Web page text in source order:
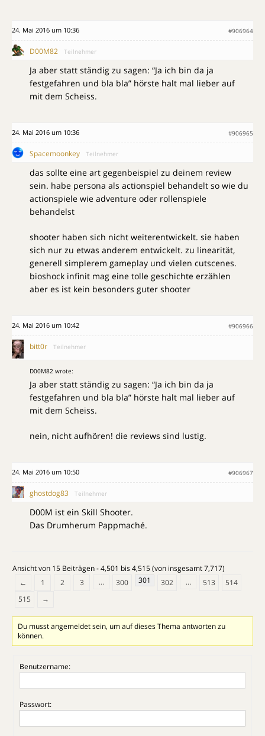
24. Mai 2016 um 10:36 #906964
D00M82 Teilnehmer
Ja aber statt ständig zu sagen: “Ja ich bin da ja
festgefahren und bla bla” hörste halt mal lieber auf
mit dem Scheiss.
24. Mai 2016 um 10:36 #906965
Spacemoonkey Teilnehmer
das sollte eine art gegenbeispiel zu deinem review
sein. habe persona als actionspiel behandelt so wie du
actionspiele wie adventure oder rollenspiele
behandelst
shooter haben sich nicht weiterentwickelt. sie haben
sich nur zu etwas anderem entwickelt. zu linearität,
generell simplerem gameplay und vielen cutscenes.
bioshock infinit mag eine tolle geschichte erzählen
aber es ist kein besonders guter shooter
24. Mai 2016 um 10:42 #906966
bitt0r Teilnehmer
D00M82 wrote:
Ja aber statt ständig zu sagen: “Ja ich bin da ja
festgefahren und bla bla” hörste halt mal lieber auf
mit dem Scheiss.
nein, nicht aufhören! die reviews sind lustig.
24. Mai 2016 um 10:50 #906967
ghostdog83 Teilnehmer
D00M ist ein Skill Shooter.
Das Drumherum Pappmaché.
Ansicht von 15 Beiträgen - 4,501 bis 4,515 (von insgesamt 7,717)
←
1 2 3 … 300 301 302 … 513
514
515
→
Du musst angemeldet sein, um auf dieses Thema antworten zu
können.
Benutzername:
Passwort: